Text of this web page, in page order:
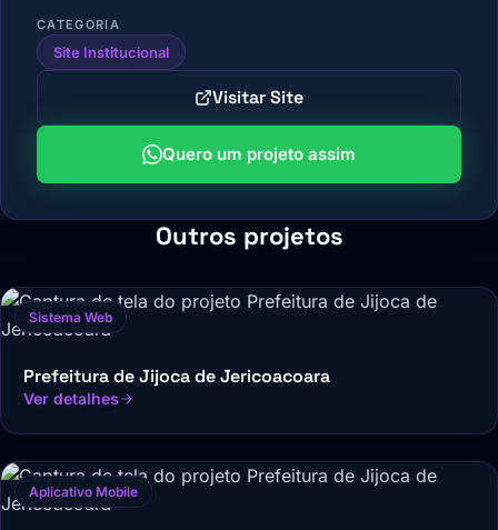
CATEGORIA
Site Institucional
Visitar Site
Quero um projeto assim
Outros projetos
Sistema Web
Prefeitura de Jijoca de Jericoacoara
Ver detalhes
Aplicativo Mobile